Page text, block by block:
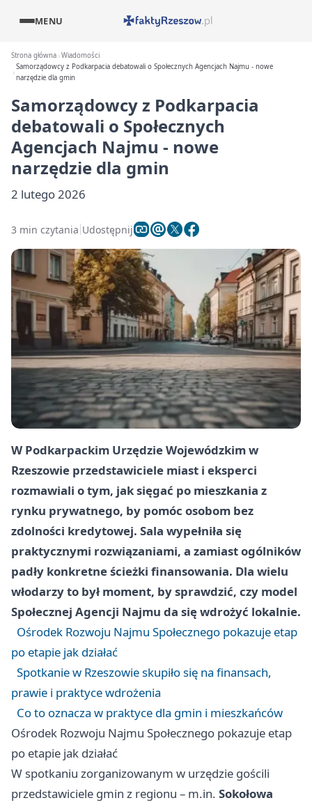
MENU
Strona główna Wiadomości
Samorządowcy z Podkarpacia debatowali o Społecznych Agencjach Najmu - nowe
narzędzie dla gmin
Samorządowcy z Podkarpacia
debatowali o Społecznych
Agencjach Najmu - nowe
narzędzie dla gmin
2 lutego 2026
3 min czytania Udostępnij
W Podkarpackim Urzędzie Wojewódzkim w
Rzeszowie przedstawiciele miast i eksperci
rozmawiali o tym, jak sięgać po mieszkania z
rynku prywatnego, by pomóc osobom bez
zdolności kredytowej. Sala wypełniła się
praktycznymi rozwiązaniami, a zamiast ogólników
padły konkretne ścieżki finansowania. Dla wielu
włodarzy to był moment, by sprawdzić, czy model
Społecznej Agencji Najmu da się wdrożyć lokalnie.
Ośrodek Rozwoju Najmu Społecznego pokazuje etap
po etapie jak działać
Spotkanie w Rzeszowie skupiło się na finansach,
prawie i praktyce wdrożenia
Co to oznacza w praktyce dla gmin i mieszkańców
Ośrodek Rozwoju Najmu Społecznego pokazuje etap
po etapie jak działać
W spotkaniu zorganizowanym w urzędzie gościli
przedstawiciele gmin z regionu – m.in. Sokołowa